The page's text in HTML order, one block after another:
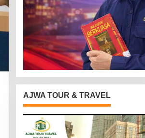
AJWA TOUR & TRAVEL